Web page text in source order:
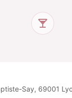
Say, 69001